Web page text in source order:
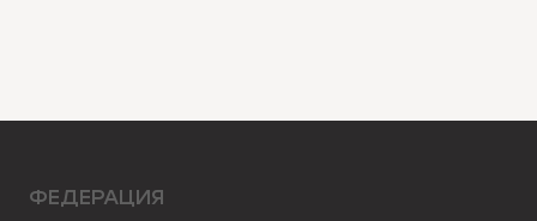
ФЕДЕРАЦИЯ